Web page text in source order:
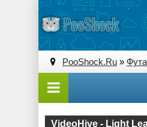
PooShock.Ru »